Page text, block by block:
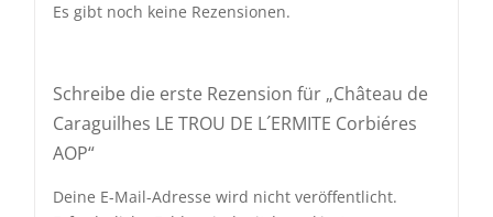
Es gibt noch keine Rezensionen.
Schreibe die erste Rezension für „Château de
Caraguilhes LE TROU DE L´ERMITE Corbiéres
AOP“
Deine E-Mail-Adresse wird nicht veröffentlicht.